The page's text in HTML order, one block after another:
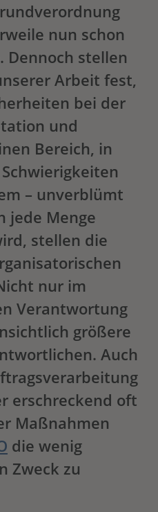
nun schon
Dennoch stellen
Arbeit fest,
bei der
und
Bereich, in
– unverblümt
jede Menge
stellen die
nur im
Verantwortung
größere
Auch
erschreckend oft
Maßnahmen
die wenig
Zweck zu